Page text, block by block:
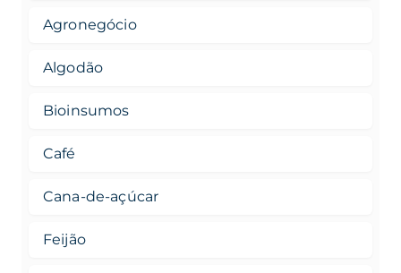
Agronegócio
Algodão
Bioinsumos
Café
Cana-de-açúcar
Feijão